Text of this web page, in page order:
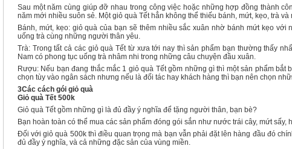
Sau một năm cùng giúp đỡ nhau trong công việc hoặc những hợp đồng thành
năm mới nhiều suôn sẻ. Một giỏ quà Tết hẳn không thể thiếu bánh, mứt, kẹo, trà và
Bánh, mứt, kẹo: giỏ quà của bạn sẽ thêm nhiều sắc xuân nhờ bánh mứt kẹo
uống trà cùng những người thân yêu.
Trà: Trong tất cả các giỏ quà Tết từ xưa tới nay thì sản phẩm bạn thường thấy
Nam có phong tục uống trà nhâm nhi trong những câu chuyện đầu xuân.
Rượu: Nếu bạn đang thắc mắc 1 giỏ quà Tết gồm những gì thì một sản phẩm
chọn tùy vào ngân sách nhưng nếu là đối tác hay khách hàng thì bạn nên chọn
3Các cách gói giỏ quà
Giỏ quà Tết 500k
Giỏ quà Tết gồm những gì là đủ đầy ý nghĩa để tặng người thân, bạn bè?
Bạn hoàn toàn có thể mua các sản phẩm đóng gói sắn như nước trái cây, mứt
Đối với giỏ quà 500k thì điều quan trọng mà bạn vẫn phải đặt lên hàng đầu đó
đủ đầy ý nghĩa, và cả những đặc sản của vùng miền.